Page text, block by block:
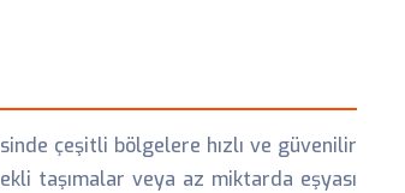
çeşitli bölgelere hızlı ve güvenilir
taşımalar veya az miktarda eşyası